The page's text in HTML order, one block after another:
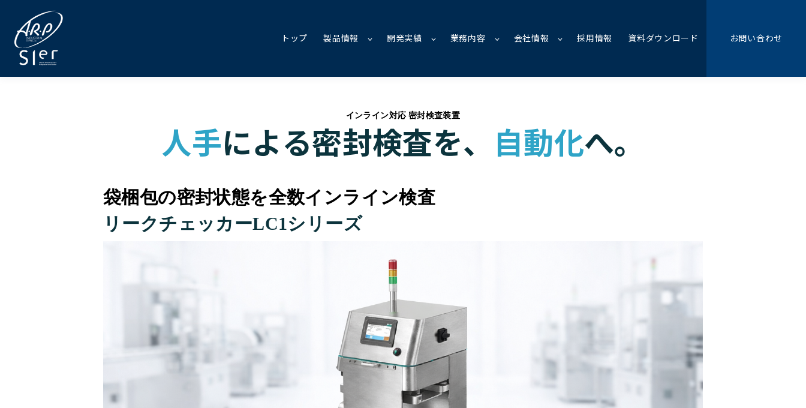
トップ 製品情報 開発実績 業務内容 会社情報 採用情報 資料ダウンロード お問い合わせ
インライン対応 密封検査装置
人手による密封検査を、 自動化へ。
袋梱包の密封状態を全数インライン検査
リークチェッカーLC1 シリーズ